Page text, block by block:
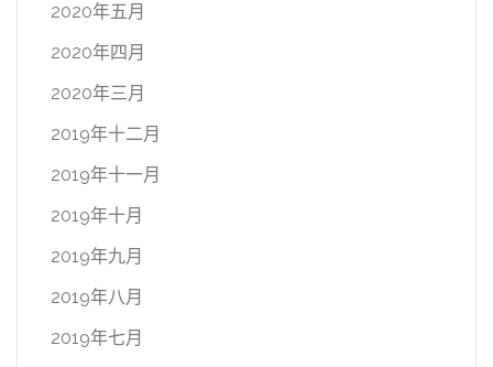
2020年五月
2020年四月
2020年三月
2019年十二月
2019年十一月
2019年十月
2019年九月
2019年八月
2019年七月